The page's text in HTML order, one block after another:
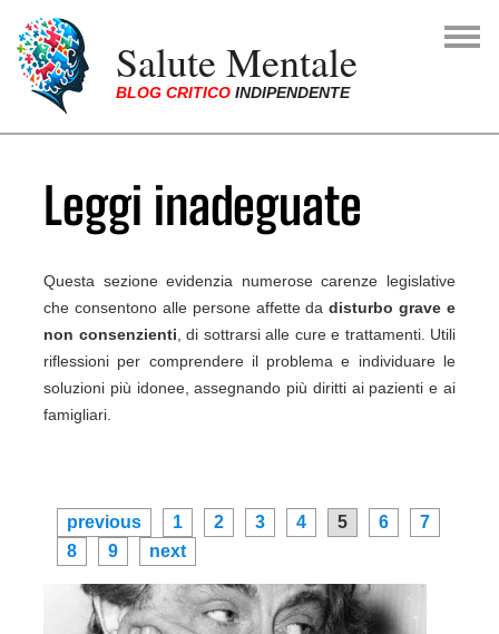
Salute Mentale
BLOG CRITICO INDIPENDENTE
Leggi inadeguate
Questa sezione evidenzia numerose carenze legislative
che consentono alle persone affette dadisturbo grave e
non consenzienti , di sottrarsi alle cure e trattamenti. Utili
riflessioni per comprendere il problema e individuare le
soluzioni più idonee, assegnando più diritti ai pazienti e ai
famigliari.
previous 1 2 3 4 5 6
7
8
9 next